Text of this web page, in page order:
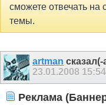
сможете отвечать
темы.
artman сказал(-
23.01.2008 15:54
Реклама